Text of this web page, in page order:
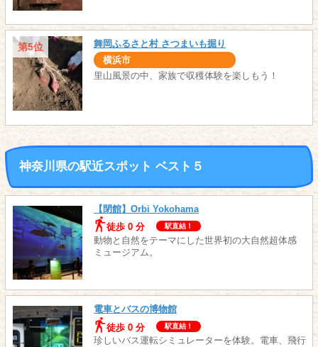
第5位 舞岡ふるさと村 さつまいも掘り
横浜市
里山風景の中、家族で収穫体験を楽しもう！
神奈川県の駅近スポット ベスト５
【閉館】Orbi Yokohama
徒歩 0 分
駅直結！
動物と自然をテーマにした世界初の大自然超体感
ミュージアム。
電車とバスの博物館
徒歩 0 分
駅直結！
珍しいバス運転シミュレーターを体験。電車、飛行